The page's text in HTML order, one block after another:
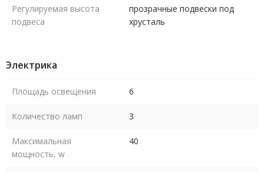
Регулируемая высота
подвеса
прозрачные подвески под
хрусталь
Электрика
Площадь освещения 6
Количество ламп 3
Максимальная
мощность, w
40